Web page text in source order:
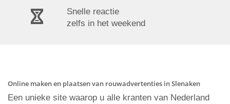
Snelle reactie
zelfs in het weekend
Online maken en plaatsen van rouwadvertenties in Slenaken
Een unieke site waarop u alle kranten van Nederland